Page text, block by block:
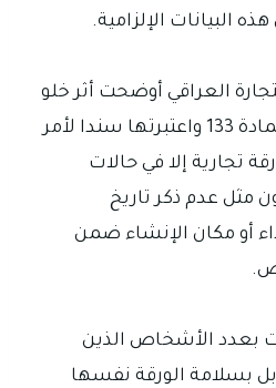
البيانات الإلزامية.
التجارة العراقي أوضحت أثر خلو
الورقة من أحد بيانات المادة 133 واعتبرتها سندا لأمر
تجارية إلا في حالات
مثل عدم ذكر تاريخ
أو مكان الإنشاء ضمن
بعدد الأشخاص الذين
بل بسلامة الورقة نفسها